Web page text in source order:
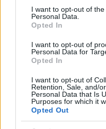
consent section.
I want to opt-out of
Personal Data.
Opted In
I want to opt-out of
Personal Data for
Opted In
I want to opt-out of
Retention, Sale, and/
Personal Data that Is
Purposes for which it
Opted Out